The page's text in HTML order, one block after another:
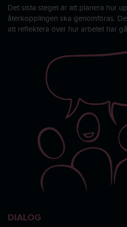
Det sista steget är att planera hur
återkopplingen ska genomföras.
att reflektera över hur arbetet har
DIALOG